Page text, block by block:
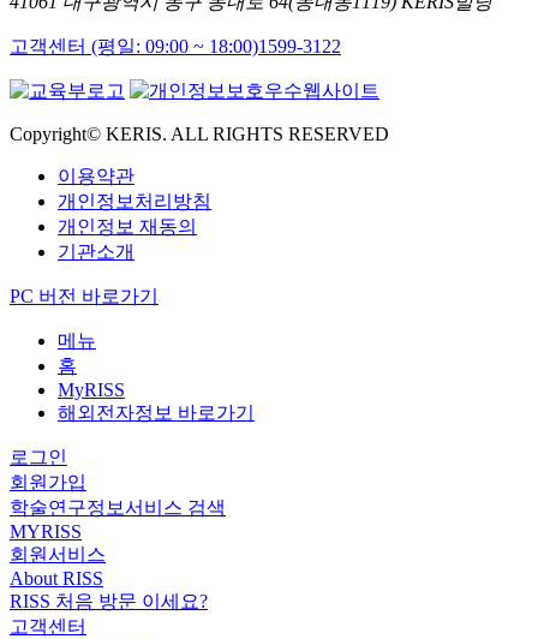
고객센터 (평일: 09:00 ~ 18:00)1599-3122
Copyright© KERIS. ALL RIGHTS RESERVED
이용약관
개인정보처리방침
개인정보 재동의
기관소개
PC 버전 바로가기
메뉴
홈
MyRISS
해외전자정보 바로가기
로그인
회원가입
학술연구정보서비스 검색
MYRISS
회원서비스
About RISS
RISS 처음 방문 이세요?
고객센터